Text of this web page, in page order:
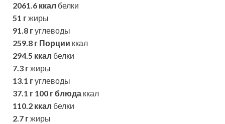
2061.6 ккал белки
51 гжиры
91.8 гуглеводы
259.8 г Порции ккал
294.5 ккал белки
7.3 гжиры
13.1 гуглеводы
37.1 г 100 г блюда ккал
110.2 ккал белки
2.7 гжиры